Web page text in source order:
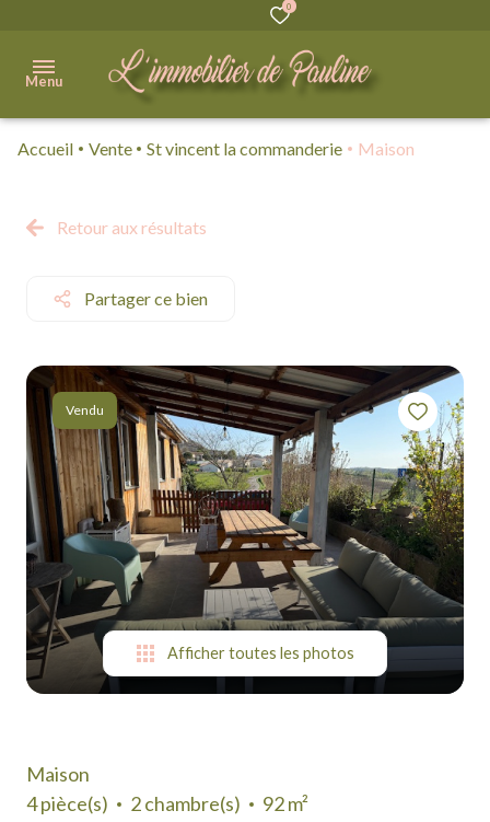
0
Menu
Acheter
Professionnel
Biens
vendus
Qui
suis-
je ?
Contact
Accueil Vente St vincent la commanderie Maison
Retour aux résultats
Partager ce bien
Vendu
Afficher toutes les photos
Maison
4 pièce(s)
2 chambre(s) 92 m²